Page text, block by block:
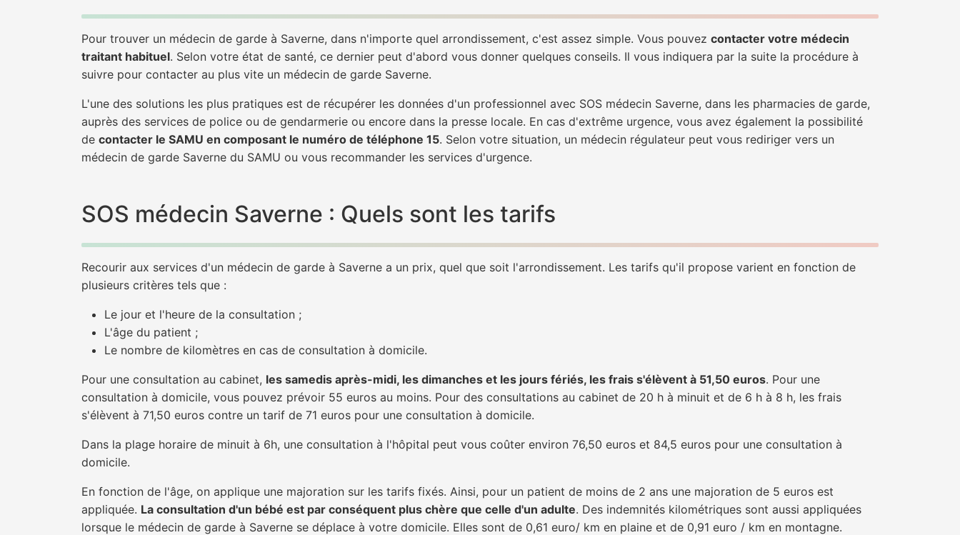
Pour trouver un médecin de garde à Saverne, dans n'importe quel arrondissement, c'est assez simple. Vous pouvez contacter votre médecin
traitant habituel. Selon votre état de santé, ce dernier peut d'abord vous donner quelques conseils. Il vous indiquera par la suite la procédure à
suivre pour contacter au plus vite un médecin de garde Saverne.
L'une des solutions les plus pratiques est de récupérer les données d'un professionnel avec SOS médecin Saverne, dans les pharmacies de garde,
auprès des services de police ou de gendarmerie ou encore dans la presse locale. En cas d'extrême urgence, vous avez également la possibilité
de contacter le SAMU en composant le numéro de téléphone 15. Selon votre situation, un médecin régulateur peut vous rediriger vers un
médecin de garde Saverne du SAMU ou vous recommander les services d'urgence.
SOS médecin Saverne : Quels sont les tarifs
Recourir aux services d'un médecin de garde à Saverne a un prix, quel que soit l'arrondissement. Les tarifs qu'il propose varient en fonction de
plusieurs critères tels que :
Le jour et l'heure de la consultation ;
L'âge du patient ;
Le nombre de kilomètres en cas de consultation à domicile.
Pour une consultation au cabinet, les samedis après-midi, les dimanches et les jours fériés, les frais s'élèvent à 51,50 euros. Pour une
consultation à domicile, vous pouvez prévoir 55 euros au moins. Pour des consultations au cabinet de 20 h à minuit et de 6 h à 8 h, les frais
s'élèvent à 71,50 euros contre un tarif de 71 euros pour une consultation à domicile.
Dans la plage horaire de minuit à 6h, une consultation à l'hôpital peut vous coûter environ 76,50 euros et 84,5 euros pour une consultation à
domicile.
En fonction de l'âge, on applique une majoration sur les tarifs fixés. Ainsi, pour un patient de moins de 2 ans une majoration de 5 euros est
appliquée. La consultation d'un bébé est par conséquent plus chère que celle d'un adulte. Des indemnités kilométriques sont aussi appliquées
lorsque le médecin de garde à Saverne se déplace à votre domicile. Elles sont de 0,61 euro/ km en plaine et de 0,91 euro / km en montagne.